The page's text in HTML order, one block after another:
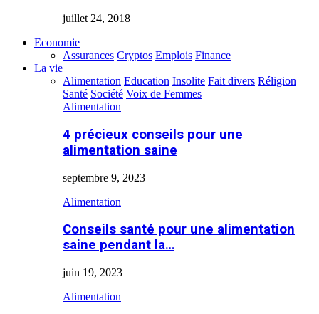
juillet 24, 2018
Economie
Assurances Cryptos Emplois Finance
La vie
Alimentation Education Insolite Fait divers Réligion
Santé Société Voix de Femmes
Alimentation
4 précieux conseils pour une
alimentation saine
septembre 9, 2023
Alimentation
Conseils santé pour une alimentation
saine pendant la…
juin 19, 2023
Alimentation